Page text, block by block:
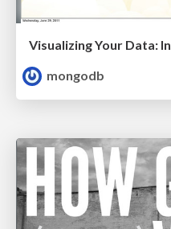
mongodb